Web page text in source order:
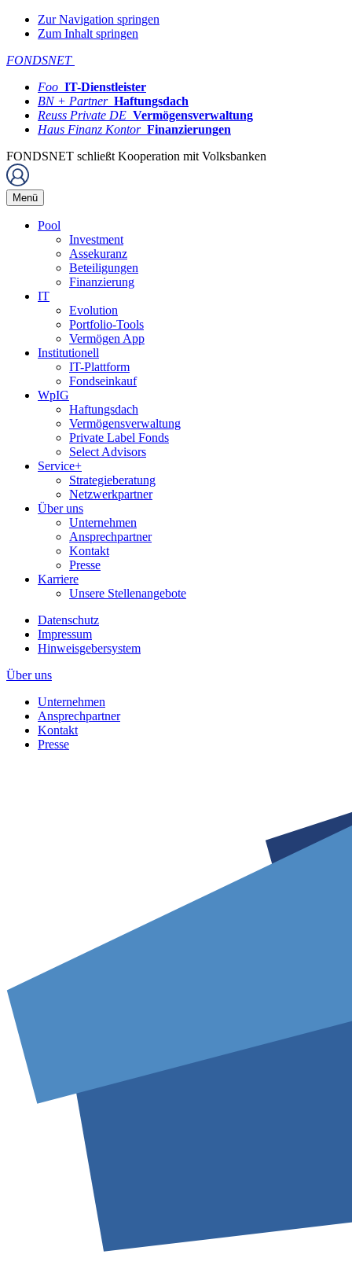
Zur Navigation springen
Zum Inhalt springen
FONDSNET
Foo IT-Dienstleister
BN + Partner Haftungsdach
Reuss Private DE Vermögensverwaltung
Haus Finanz Kontor Finanzierungen
FONDSNET schließt Kooperation mit Volksbanken
Menü
Pool
Investment
Assekuranz
Beteiligungen
Finanzierung
IT
Evolution
Portfolio-Tools
Vermögen App
Institutionell
IT-Plattform
Fondseinkauf
WpIG
Haftungsdach
Vermögensverwaltung
Private Label Fonds
Select Advisors
Service+
Strategieberatung
Netzwerkpartner
Über uns
Unternehmen
Ansprechpartner
Kontakt
Presse
Karriere
Unsere Stellenangebote
Datenschutz
Impressum
Hinweisgebersystem
Über uns
Unternehmen
Ansprechpartner
Kontakt
Presse